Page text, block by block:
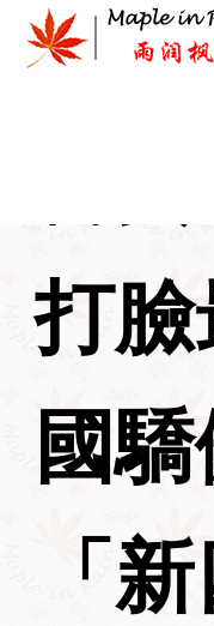
content
打臉
國
「